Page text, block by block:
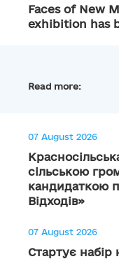
Faces of New
exhibition has
Read more:
07 August 2026
сільською
кандидаткою
Відходів»
07 August 2026
Стартує набір